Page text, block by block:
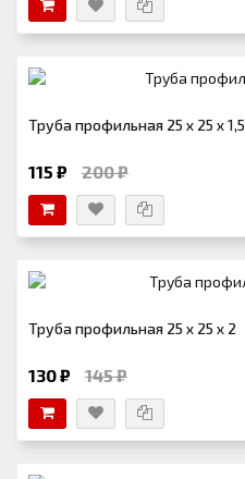
Труба профильная 25 х 25 х 1,5
115 ₽ 200 ₽
Труба профильная 25 х 25 х 2
130 ₽ 145 ₽